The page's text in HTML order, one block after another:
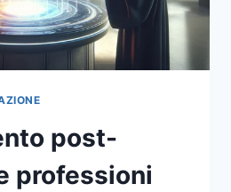
post-
professioni